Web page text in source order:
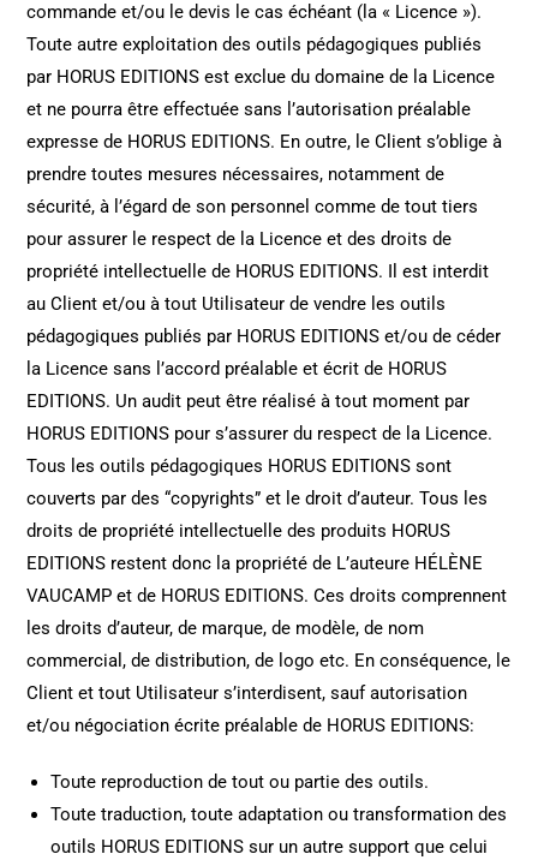
commande et/ou le devis le cas échéant (la « Licence »).
Toute autre exploitation des outils pédagogiques publiés
par HORUS EDITIONS est exclue du domaine de la Licence
et ne pourra être effectuée sans l’autorisation préalable
expresse de HORUS EDITIONS. En outre, le Client s’oblige à
prendre toutes mesures nécessaires, notamment de
sécurité, à l’égard de son personnel comme de tout tiers
pour assurer le respect de la Licence et des droits de
propriété intellectuelle de HORUS EDITIONS. Il est interdit
au Client et/ou à tout Utilisateur de vendre les outils
pédagogiques publiés par HORUS EDITIONS et/ou de céder
la Licence sans l’accord préalable et écrit de HORUS
EDITIONS. Un audit peut être réalisé à tout moment par
HORUS EDITIONS pour s’assurer du respect de la Licence.
Tous les outils pédagogiques HORUS EDITIONS sont
couverts par des “copyrights” et le droit d’auteur. Tous les
droits de propriété intellectuelle des produits HORUS
EDITIONS restent donc la propriété de L’auteure HÉLÈNE
VAUCAMP et de HORUS EDITIONS. Ces droits comprennent
les droits d’auteur, de marque, de modèle, de nom
commercial, de distribution, de logo etc. En conséquence, le
Client et tout Utilisateur s’interdisent, sauf autorisation
et/ou négociation écrite préalable de HORUS EDITIONS:
Toute reproduction de tout ou partie des outils.
Toute traduction, toute adaptation ou transformation des
outils HORUS EDITIONS sur un autre support que celui